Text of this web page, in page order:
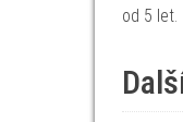
od 5 let.